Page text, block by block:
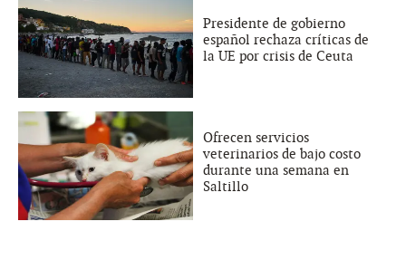
Presidente de gobierno
español rechaza críticas de
la UE por crisis de Ceuta
Ofrecen servicios
veterinarios de bajo costo
durante una semana en
Saltillo